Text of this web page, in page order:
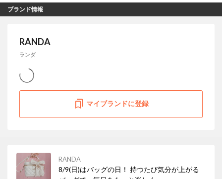
ブランド情報
RANDA
ランダ
マイブランドに登録
RANDA
8/9(日)はバッグの日！ 持つたび気分が上がる